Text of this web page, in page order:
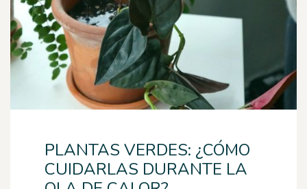
PLANTAS VERDES: ¿CÓMO
CUIDARLAS DURANTE LA